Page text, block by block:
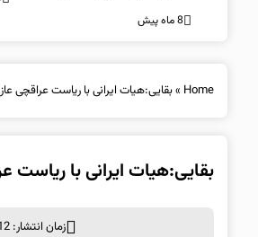
Home
»بقایی:هیات ایرانی با ریاست عراقچی
بقایی:هیات ایرانی با
زمان انتشار: 12 آوریل 2025 ساعت 11:51